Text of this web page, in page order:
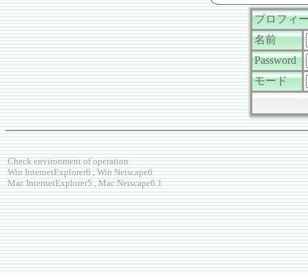
プロフィ
名前
Password
モード
Check environment of operation
Win InternetExplorer6 , Win Netscape6
Mac InternetExplorer5 , Mac Netscape6.1